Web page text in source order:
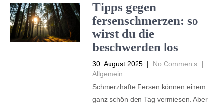
Tipps gegen
fersenschmerzen: so
wirst du die
beschwerden los
30. August 2025 | No Comments |
Allgemein
Schmerzhafte Fersen können einem
ganz schön den Tag vermiesen. Aber